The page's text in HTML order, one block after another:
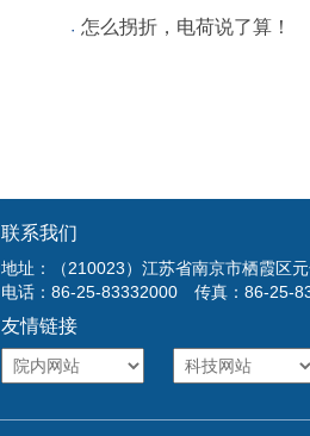
怎么拐折，电荷说了算！
联系我们
地址：（210023）江苏省南京市栖霞区
电话：86-25-83332000 传真：86-25-
友情链接